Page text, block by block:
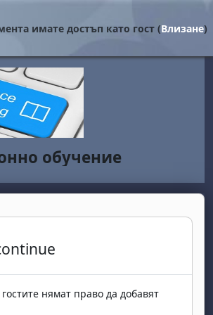
имате достъп като гост (Влизане)
обучение
нямат право да добавят